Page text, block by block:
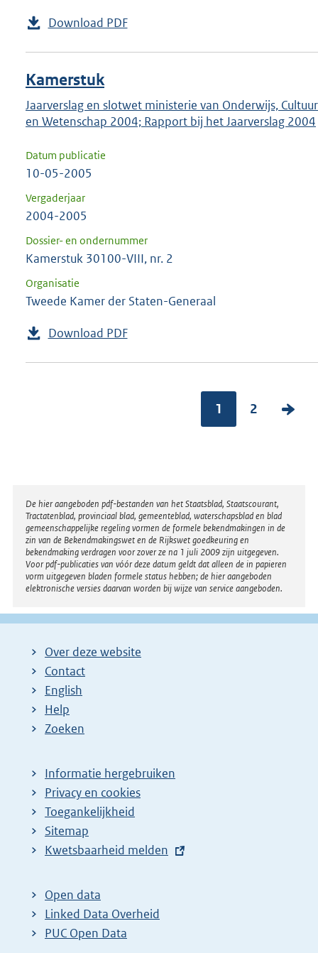
Download PDF
Kamerstuk
Jaarverslag en slotwet ministerie van Onderwijs, Cultuur
en Wetenschap 2004; Rapport bij het Jaarverslag 2004
Datum publicatie
10-05-2005
Vergaderjaar
2004-2005
Dossier- en ondernummer
Kamerstuk 30100-VIII, nr. 2
Organisatie
Tweede Kamer der Staten-Generaal
Download PDF
1 2
V
g
Disclaimer
De hier aangeboden pdf-bestanden van het Staatsblad, Staatscourant,
Tractatenblad, provinciaal blad, gemeenteblad, waterschapsblad en blad
gemeenschappelijke regeling vormen de formele bekendmakingen in de
zin van de Bekendmakingswet en de Rijkswet goedkeuring en
bekendmaking verdragen voor zover ze na 1 juli 2009 zijn uitgegeven.
Voor pdf-publicaties van vóór deze datum geldt dat alleen de in papieren
vorm uitgegeven bladen formele status hebben; de hier aangeboden
elektronische versies daarvan worden bij wijze van service aangeboden.
Over deze website
Contact
English
Help
Zoeken
Informatie hergebruiken
Privacy en cookies
Toegankelijkheid
Sitemap
E
t
e
r
Kwetsbaarheid melden
Open data
Linked Data Overheid
PUC Open Data